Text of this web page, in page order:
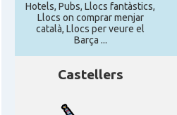
Hotels, Pubs, Llocs fantàstics,
Llocs on comprar menjar
català, Llocs per veure el
Barça ...
Castellers